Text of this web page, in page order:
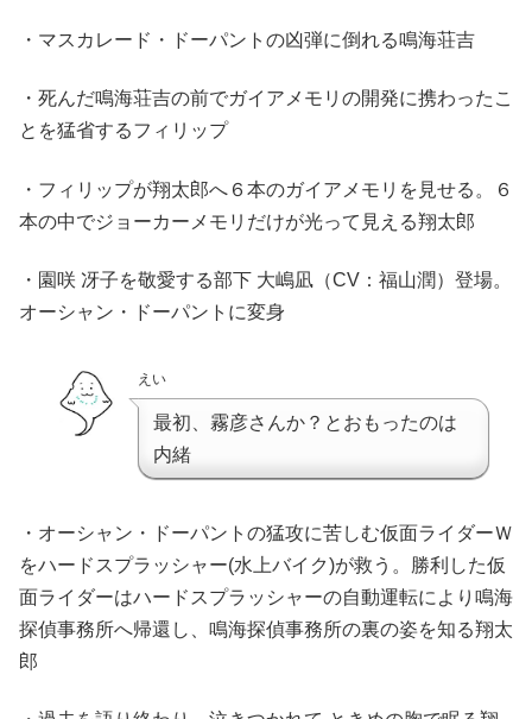
・マスカレード・ドーパントの凶弾に倒れる鳴海荘吉
・死んだ鳴海荘吉の前でガイアメモリの開発に携わったこ
とを猛省するフィリップ
・フィリップが翔太郎へ６本のガイアメモリを見せる。６
本の中でジョーカーメモリだけが光って見える翔太郎
・園咲 冴子を敬愛する部下 大嶋凪（CV：福山潤）登場。
オーシャン・ドーパントに変身
えい
最初、霧彦さんか？とおもったのは
内緒
・オーシャン・ドーパントの猛攻に苦しむ仮面ライダーＷ
をハードスプラッシャー(水上バイク)が救う。勝利した仮
面ライダーはハードスプラッシャーの自動運転により鳴海
探偵事務所へ帰還し、鳴海探偵事務所の裏の姿を知る翔太
郎